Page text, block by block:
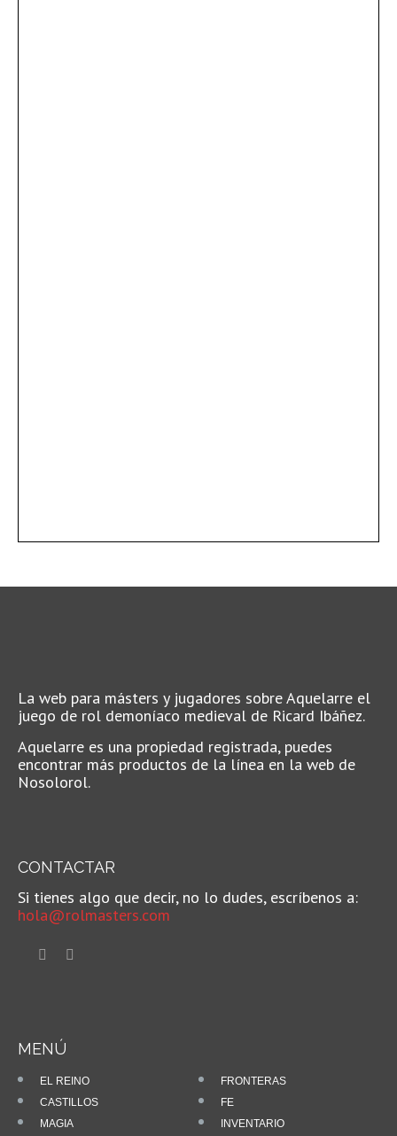
La web para másters y jugadores sobre Aquelarre el
juego de rol demoníaco medieval de Ricard Ibáñez.
Aquelarre es una propiedad registrada, puedes
encontrar más productos de la línea en la web de
Nosolorol.
CONTACTAR
Si tienes algo que decir, no lo dudes, escríbenos a:
hola@rolmasters.com
MENÚ
EL REINO
FRONTERAS
CASTILLOS
FE
MAGIA
INVENTARIO